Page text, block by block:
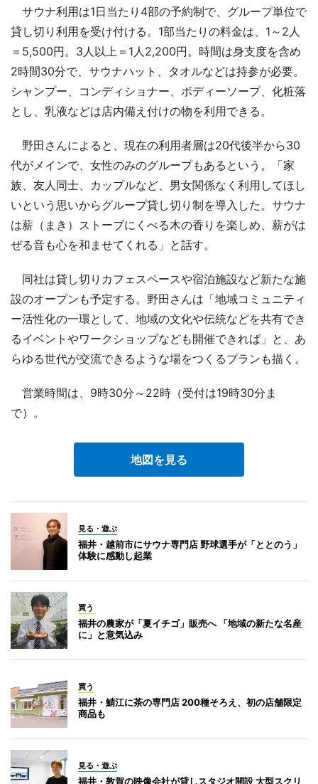
サウナ利用は1日当たり4部の予約制で、グループ単位で
貸し切り利用を受け付ける。1部当たりの料金は、1～2人
＝5,500円。3人以上＝1人2,200円。時間は身支度を含め
2時間30分で、サウナハット、タオルなどは持参が必要。
シャンプー、コンディショナー、ボディーソープ、化粧落
とし、乳液などは店内備え付けの物を利用できる。
野田さんによると、現在の利用者層は20代後半から30
代がメインで、女性のみのグループもあるという。「家
族、友人同士、カップルなど、男女関係なく利用してほし
いという思いからグループ貸し切り制を導入した。サウナ
は薪（まき）ストーブにくべる木の香りを楽しめ、薪がは
ぜる音も心を和ませてくれる」と話す。
同社は貸し切りカフェスペースや宿泊施設など新たな施
設のオープンも予定する。野田さんは「地域コミュニティ
ー活性化の一環として、地域の文化や伝統などを共有でき
るイベントやワークショップなども開催できれば」と、あ
らゆる世代が交流できるような場をつくるプランも描く。
営業時間は、9時30分～22時（受付は19時30分ま
で）。
地図を見る
見る・遊ぶ
福井・越前市にサウナ専門店 野球選手が「ととのう」
体験に感動し起業
買う
福井の農家が「夏イチゴ」販売へ 「地域の新たな名産
に」と意気込み
買う
福井・鯖江に茶の専門店 200種そろえ、初の店舗限定
商品も
見る・遊ぶ
福井・敦賀の映像会社が貸しスタジオ開設 大型スクリ